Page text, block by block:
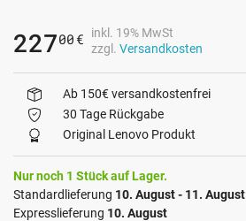
22700 €
inkl. 19% MwSt
zzgl. Versandkosten
Ab 150€ versandkostenfrei
30 Tage Rückgabe
Original Lenovo Produkt
Nur noch 1 Stück auf Lager.
Standardlieferung 10. August - 11. August
Expresslieferung 10. August